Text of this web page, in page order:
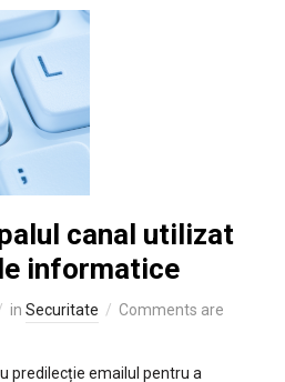
canal utilizat
informatice
in Securitate
Comments are
predilecție emailul pentru a